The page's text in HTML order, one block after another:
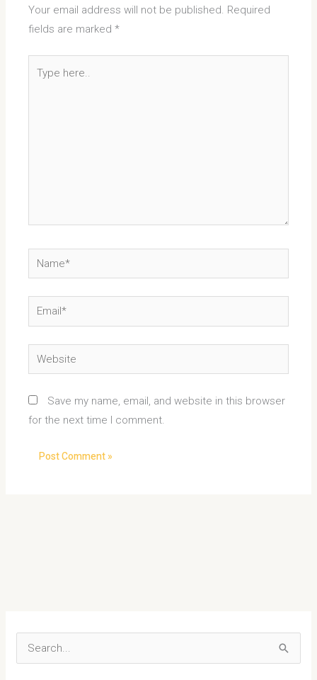
Your email address will not be published. Required
fields are marked*
here..
Name*
Email*
Website
Save my name, email, and website in this browser
for the next time I comment.